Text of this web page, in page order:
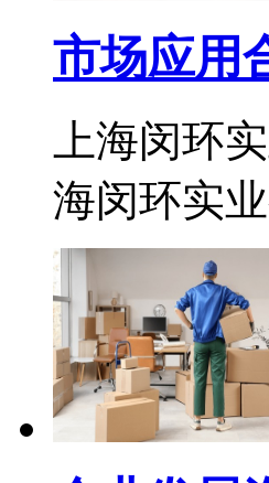
市场应用
上海闵环
海闵环实